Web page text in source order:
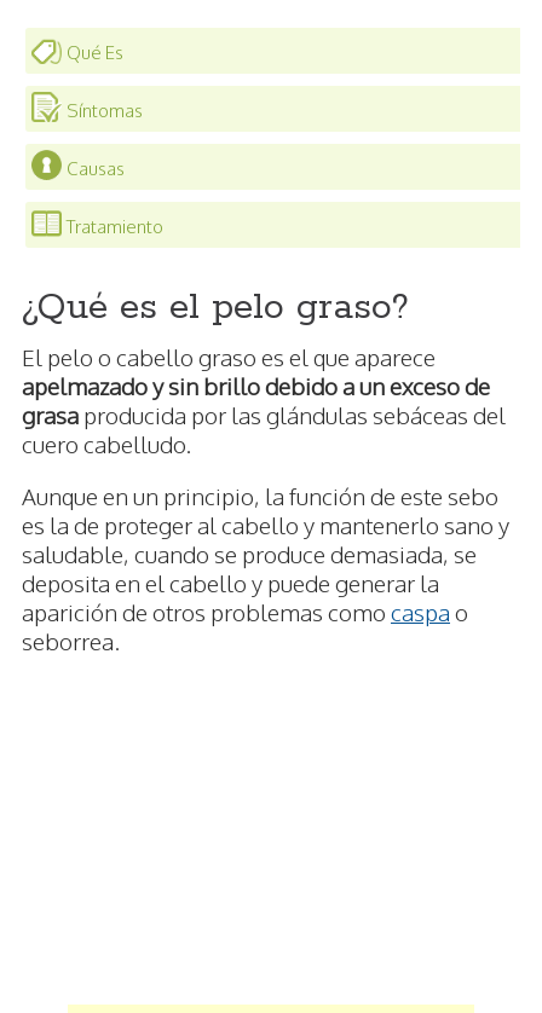
Qué Es
Síntomas
Causas
Tratamiento
¿Qué es el pelo graso?
El pelo o cabello graso es el que aparece
apelmazado y sin brillo debido a un exceso de
grasa producida por las glándulas sebáceas del
cuero cabelludo.
Aunque en un principio, la función de este sebo
es la de proteger al cabello y mantenerlo sano y
saludable, cuando se produce demasiada, se
deposita en el cabello y puede generar la
aparición de otros problemas como caspa o
seborrea.